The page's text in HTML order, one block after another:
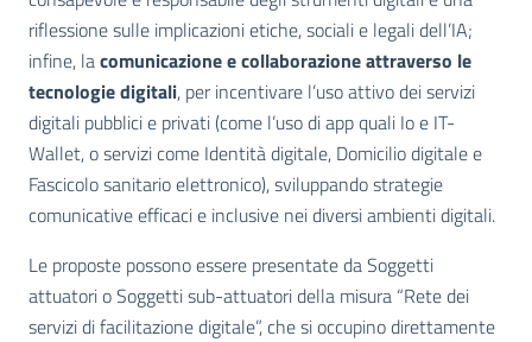
riflessione sulle implicazioni etiche, sociali e legali dell’IA;
infine, lacomunicazione e collaborazioneattraverso le
tecnologie digitali, per incentivare l’uso attivo dei servizi
digitali pubblici e privati (come l’uso di app quali Io e IT-
Wallet, o servizi come Identità digitale, Domicilio digitale e
Fascicolo sanitario elettronico), sviluppando strategie
comunicative efficaci e inclusive nei diversi ambienti digitali.
Le proposte possono essere presentate da Soggetti
attuatori o Soggetti sub-attuatori della misura “Rete dei
servizi di facilitazione digitale”, che si occupino direttamente